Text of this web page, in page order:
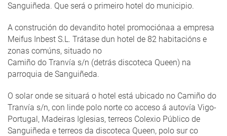
Sanguiñeda. Que será o primeiro hotel do municipio.
A construción do devandito hotel promociónaa a empresa
Meifus Inbest S.L. Trátase dun hotel de 82 habitacións e
zonas comúns, situado no
Camiño do Tranvía s/n (detrás discoteca Queen) na
parroquia de Sanguiñeda.
O solar onde se situará o hotel está ubicado no Camiño do
Tranvía s/n, con linde polo norte co acceso á autovía Vigo-
Portugal, Madeiras Iglesias, terreos Colexio Público de
Sanguiñeda e terreos da discoteca Queen, polo sur co